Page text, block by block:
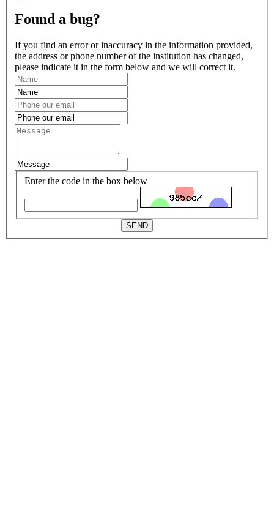
Found a bug?
If you find an error or inaccuracy in the information provided,
the address or phone number of the institution has changed,
please indicate it in the form below and we will correct it.
Enter the code in the box below
SEND